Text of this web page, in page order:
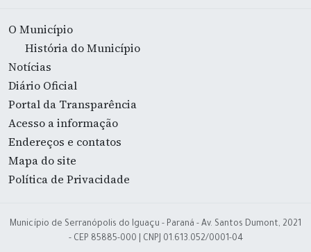
O Município
História do Município
Notícias
Diário Oficial
Portal da Transparência
Acesso a informação
Endereços e contatos
Mapa do site
Política de Privacidade
Município de Serranópolis do Iguaçu - Paraná - Av. Santos Dumont, 2021
- CEP 85885-000 | CNPJ 01.613.052/0001-04